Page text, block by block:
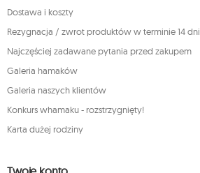
Dostawa i koszty
Rezygnacja / zwrot produktów w terminie 14 dni
Najczęściej zadawane pytania przed zakupem
Galeria hamaków
Galeria naszych klientów
Konkurs whamaku - rozstrzygnięty!
Karta dużej rodziny